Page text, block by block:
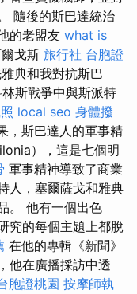
隨後的斯巴達統治
的老盟友 what is
戈斯 旅行社 台胞證
典和我對抗斯巴
斯戰爭中與斯派特
local seo 身體撥
，斯巴達人的軍事精
），這是七個明
軍事精神導致了商業
人，塞爾薩戈和雅典
。 他有一個出色
究的每個主題上都脫
在他的專輯《新聞》
他在廣播採訪中透
胞證桃園 按摩師執